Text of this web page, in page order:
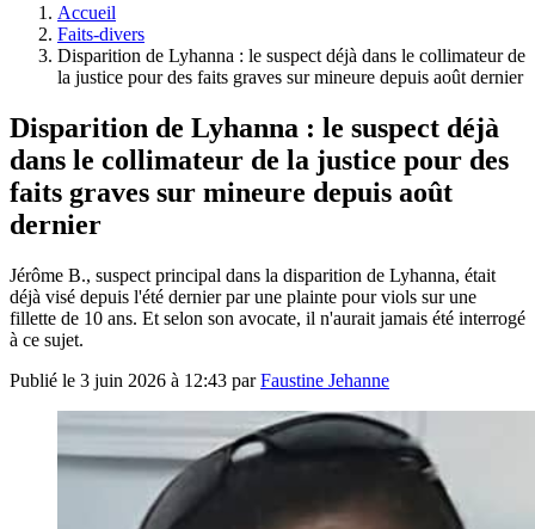
Accueil
Faits-divers
Disparition de Lyhanna : le suspect déjà dans le collimateur de
la justice pour des faits graves sur mineure depuis août dernier
Disparition de Lyhanna : le suspect déjà
dans le collimateur de la justice pour des
faits graves sur mineure depuis août
dernier
Jérôme B., suspect principal dans la disparition de Lyhanna, était
déjà visé depuis l'été dernier par une plainte pour viols sur une
fillette de 10 ans. Et selon son avocate, il n'aurait jamais été interrogé
à ce sujet.
Publié le 3 juin 2026 à 12:43 parFaustine Jehanne